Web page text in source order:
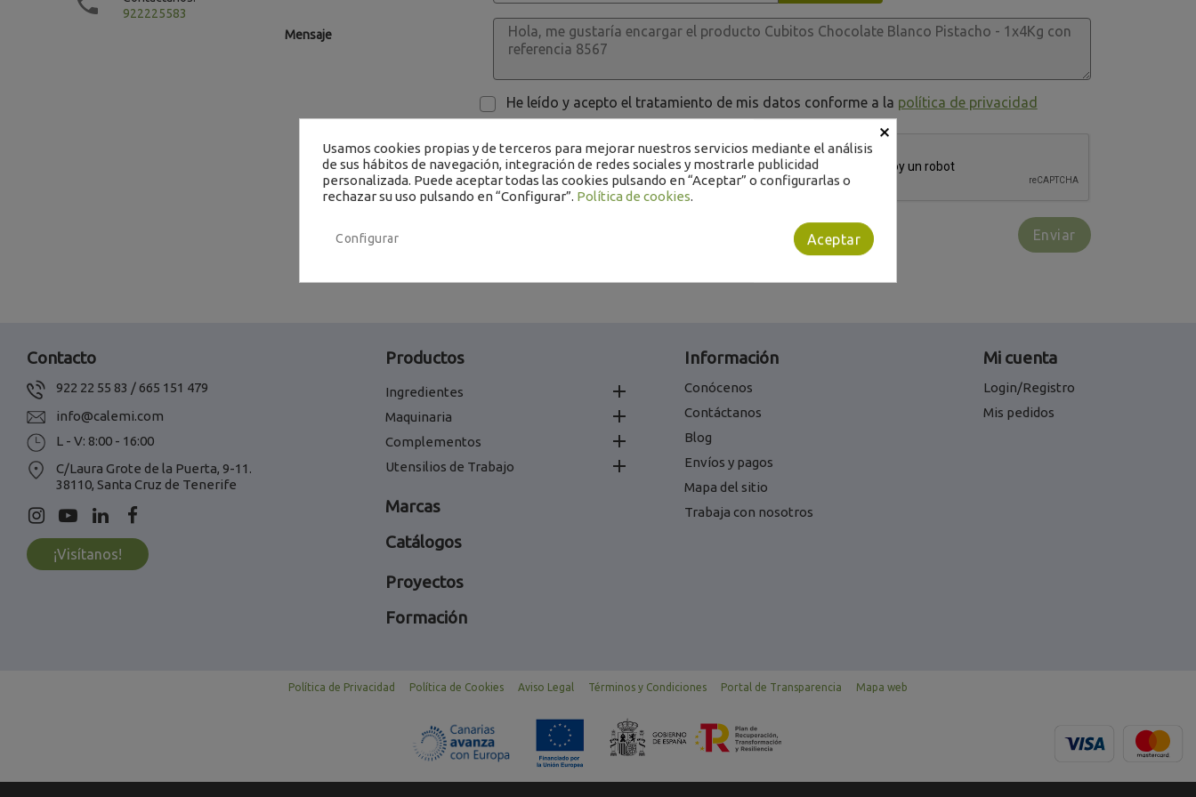
Mensaje
He leído y acepto el tratamiento de mis datos conforme a la política de privacidad
922225583
Contacto
922 22 55 83 / 665 151 479
info@calemi.com
L - V: 8:00 - 16:00
C/Laura Grote de la Puerta, 9-11.
38110, Santa Cruz de Tenerife
¡Visítanos!
Productos
Ingredientes 
Maquinaria 
Complementos 
Utensilios de Trabajo 
Marcas
Catálogos
Proyectos
Formación
Información
Conócenos
Contáctanos
Blog
Envíos y pagos
Mapa del sitio
Trabaja con nosotros
Mi cuenta
Login/Registro
Mis pedidos
Política de Privacidad Política de Cookies Aviso Legal Términos y Condiciones Portal de Transparencia Mapa web
×
Usamos cookies propias y de terceros para mejorar nuestros servicios mediante el análisis
de sus hábitos de navegación, integración de redes sociales y mostrarle publicidad
personalizada. Puede aceptar todas las cookies pulsando en “Aceptar” o configurarlas o
rechazar su uso pulsando en “Configurar”. Política de cookies.
Aceptar
Configurar